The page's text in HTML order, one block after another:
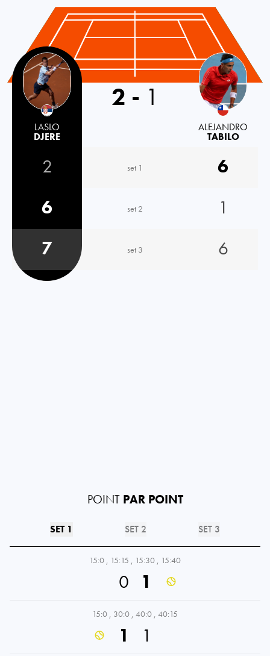
Serbia
LASLO
DJERE
2 - 1
ALEJANDRO
TABILO
2 set 1
6
6
set 2
1
7
set 3 6
POINT PAR POINT
SET 1 SET 2 SET 3
15:0 , 15:15 , 15:30 , 15:40
0 1
15:0 , 30:0 , 40:0 , 40:15
1 1